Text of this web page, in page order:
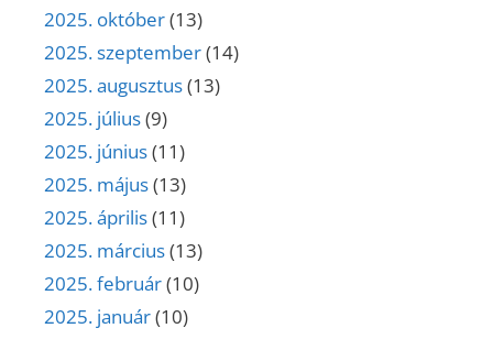
2025. október(13)
2025. szeptember(14)
2025. augusztus(13)
2025. július(9)
2025. június(11)
2025. május(13)
2025. április(11)
2025. március(13)
2025. február(10)
2025. január(10)